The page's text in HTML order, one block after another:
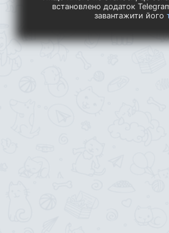
встановлено додаток
завантажити його